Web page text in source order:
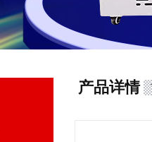
产品详情